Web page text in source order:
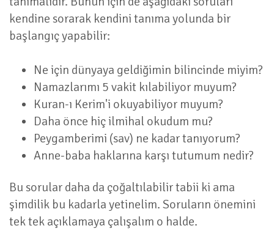
kendine sorarak kendini tanıma yolunda bir
başlangıç yapabilir:
Ne için dünyaya geldiğimin bilincinde miyim?
Namazlarımı 5 vakit kılabiliyor muyum?
Kuran-ı Kerim'i okuyabiliyor muyum?
Daha önce hiç ilmihal okudum mu?
Peygamberimi (sav) ne kadar tanıyorum?
Anne-baba haklarına karşı tutumum nedir?
Bu sorular daha da çoğaltılabilir tabii ki ama
şimdilik bu kadarla yetinelim. Soruların önemini
tek tek açıklamaya çalışalım o halde.